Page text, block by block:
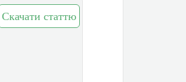
Скачати статтю